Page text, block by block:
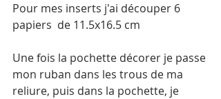
Pour mes inserts j'ai découper 6
papiers  de 11.5x16.5 cm
Une fois la pochette décorer je passe
mon ruban dans les trous de ma
reliure, puis dans la pochette, je